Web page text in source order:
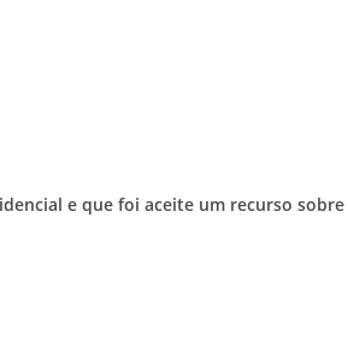
e que foi aceite um recurso